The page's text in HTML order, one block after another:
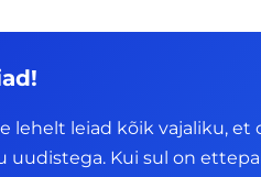
lehelt leiad kõik vajaliku, et
uudistega. Kui sul on